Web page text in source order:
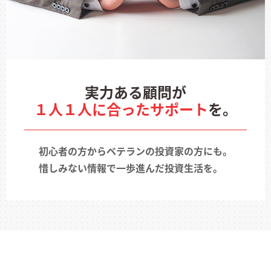
実力ある顧問が
１人１人に合ったサポートを。
初心者の方からベテランの投資家の方にも。
惜しみない情報で一歩進んだ投資生活を。